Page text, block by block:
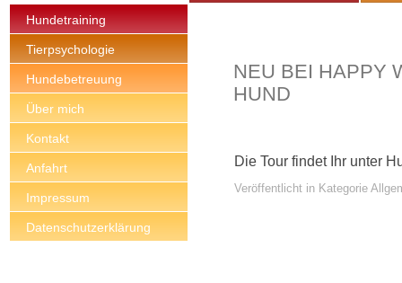
Hundetraining
Tierpsychologie
Hundebetreuung
Über mich
Kontakt
Anfahrt
Impressum
Datenschutzerklärung
NEU BEI HAPPY
HUND
Die Tour findet Ihr unter
Veröffentlicht in Kategorie